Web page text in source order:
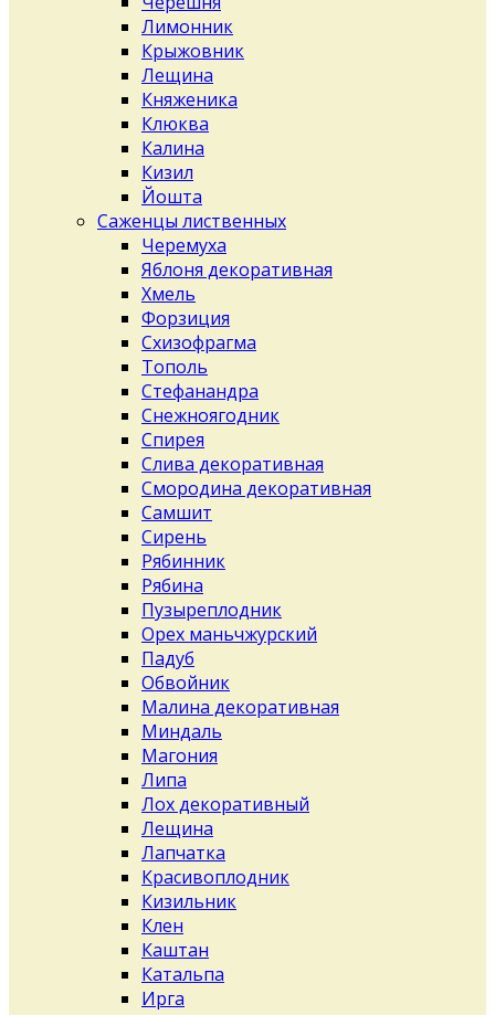
Лимонник
Крыжовник
Лещина
Княженика
Клюква
Калина
Кизил
Йошта
Саженцы лиственных
Черемуха
Яблоня декоративная
Хмель
Форзиция
Схизофрагма
Тополь
Стефанандра
Снежноягодник
Спирея
Слива декоративная
Смородина декоративная
Самшит
Сирень
Рябинник
Рябина
Пузыреплодник
Орех маньчжурский
Падуб
Обвойник
Малина декоративная
Миндаль
Магония
Липа
Лох декоративный
Лещина
Лапчатка
Красивоплодник
Кизильник
Клен
Каштан
Катальпа
Ирга